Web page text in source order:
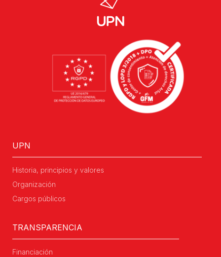
UPN
Historia, principios y valores
Organización
Cargos públicos
TRANSPARENCIA
Financiación